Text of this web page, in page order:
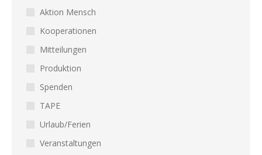
Aktion Mensch
Kooperationen
Mitteilungen
Produktion
Spenden
TAPE
Urlaub/Ferien
Veranstaltungen